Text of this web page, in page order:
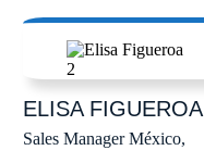
ELISAFIGUEROA
Sales Manager México,